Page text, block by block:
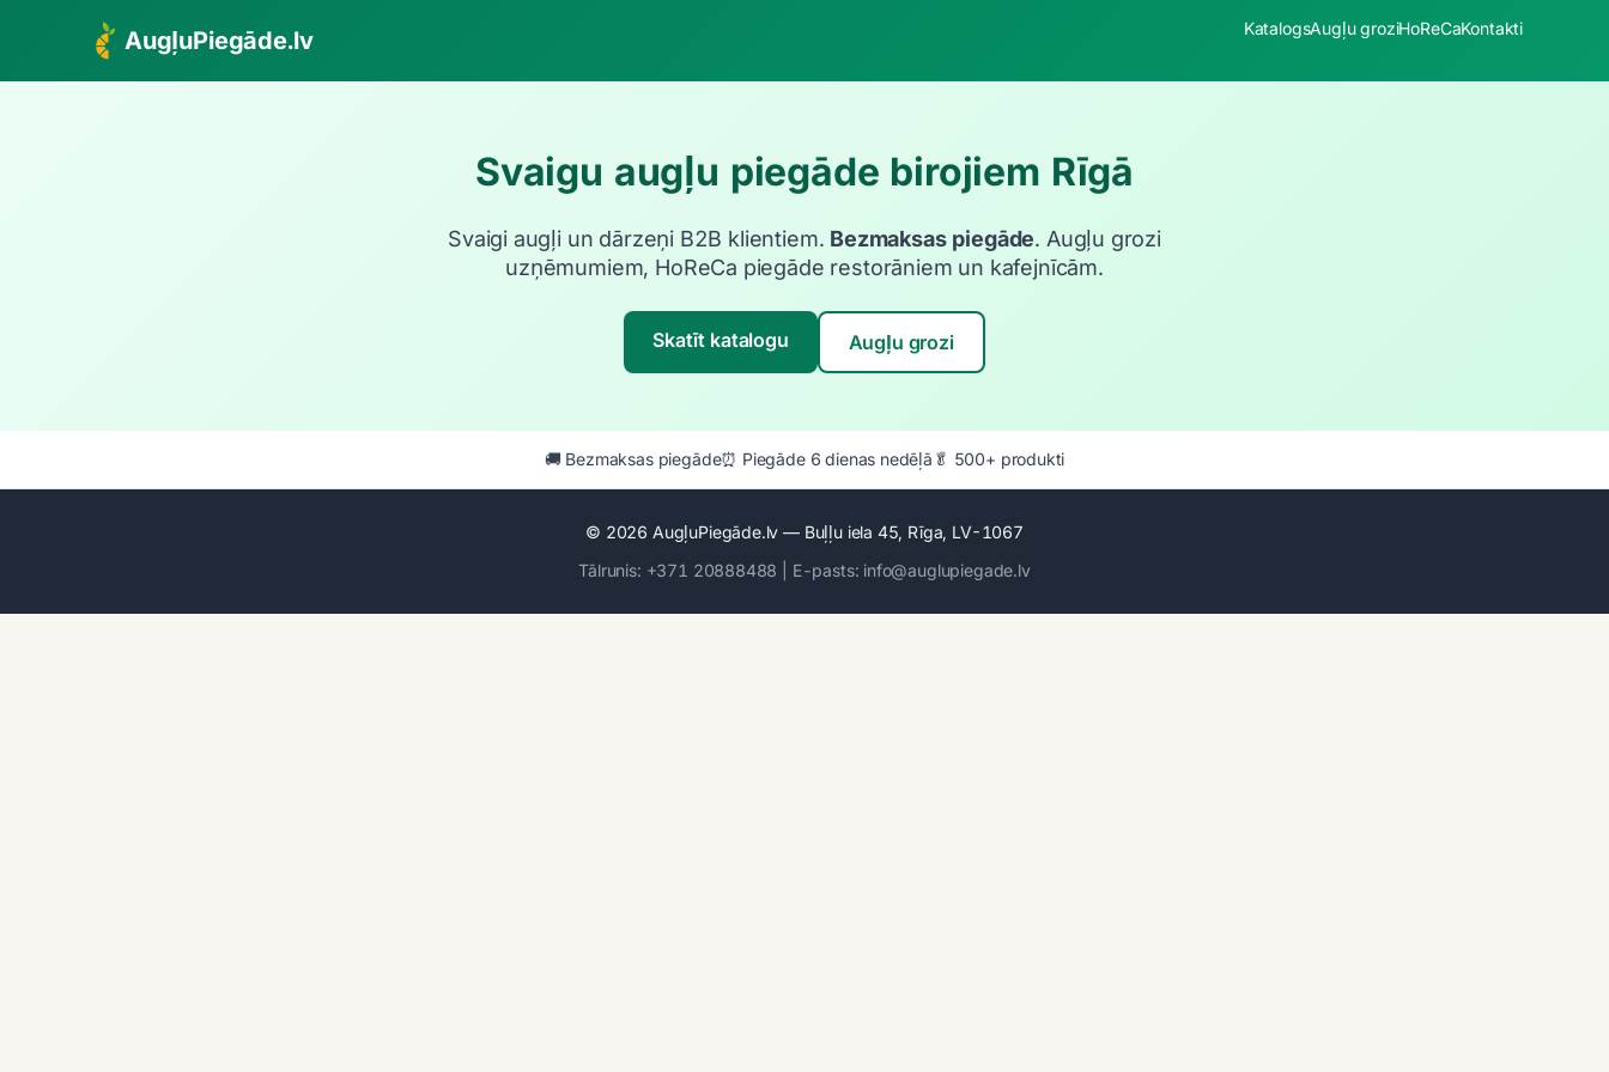
AugļuPiegāde.lv KatalogsAugļu groziHoReCaKontakti
Svaigu augļu piegāde birojiem Rīgā
Svaigi augļi un dārzeņi B2B klientiem. Bezmaksas piegāde. Augļu grozi
uzņēmumiem, HoReCa piegāde restorāniem un kafejnīcām.
Skatīt katalogu Augļu grozi
🚚 Bezmaksas piegāde⏰ Piegāde 6 dienas nedēļā 🥬 500+ produkti
© 2026 AugļuPiegāde.lv — Buļļu iela 45, Rīga, LV-1067
Tālrunis: +371 20888488 | E-pasts: info@auglupiegade.lv